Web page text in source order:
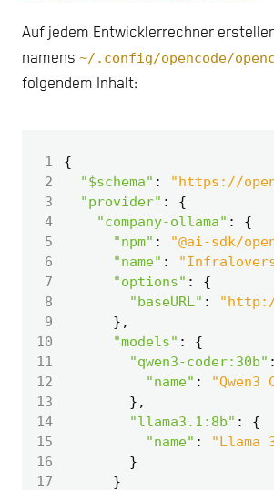
Auf jedem Entwicklerrechner
namens ~/.config/opencode/
folgendem Inhalt:
1
{
2
"$schema" :
"https://
3
"provider" :
{
4
"company-ollama" :
{
5
"npm" : "@ai-sdk/
6
"name" : "Infralovers
7
"options" :
{
8
"baseURL" :
9
},
10
"models" :
{
11
"qwen3-coder:30b" :
12
"name" :
13
},
14
"llama3.1:8b" :
{
15
"name" :
"Llama
16
}
17
}